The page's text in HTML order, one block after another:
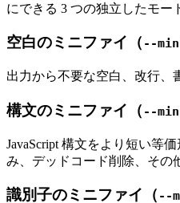
にできる 3 つの独立したモー
空白のミニファイ（ --
出力から不要な空白、改行、
構文のミニファイ（ --
JavaScript 構文をより短い等
み、デッドコード削除、その
識別子のミニファイ（ --